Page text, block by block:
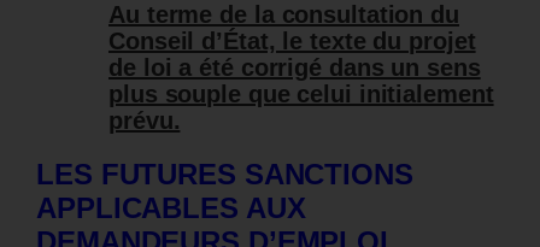
Au terme de la consultation du
Conseil d’État, le texte du projet
de loi a été corrigé dans un sens
plus souple que celui initialement
prévu.
LES FUTURES SANCTIONS
APPLICABLES AUX